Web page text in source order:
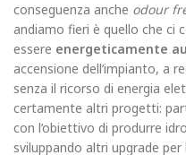
conseguenza anche odour
andiamo fieri è quello che ci
essere energeticamente
accensione dell’impianto, a
senza il ricorso di energia
certamente altri progetti:
con l’obiettivo di produrre
sviluppando altri upgrade